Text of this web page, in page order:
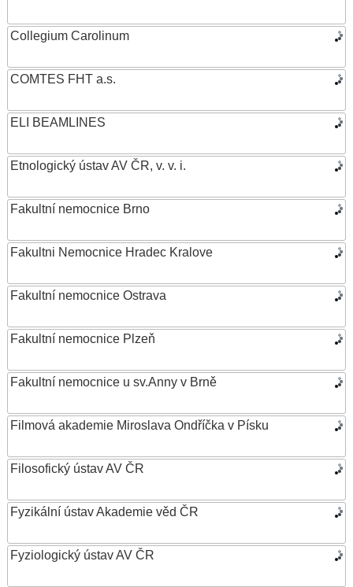
Collegium Carolinum
COMTES FHT a.s.
ELI BEAMLINES
Etnologický ústav AV ČR, v. v. i.
Fakultní nemocnice Brno
Fakultni Nemocnice Hradec Kralove
Fakultní nemocnice Ostrava
Fakultní nemocnice Plzeň
Fakultní nemocnice u sv.Anny v Brně
Filmová akademie Miroslava Ondříčka v Písku
Filosofický ústav AV ČR
Fyzikální ústav Akademie věd ČR
Fyziologický ústav AV ČR